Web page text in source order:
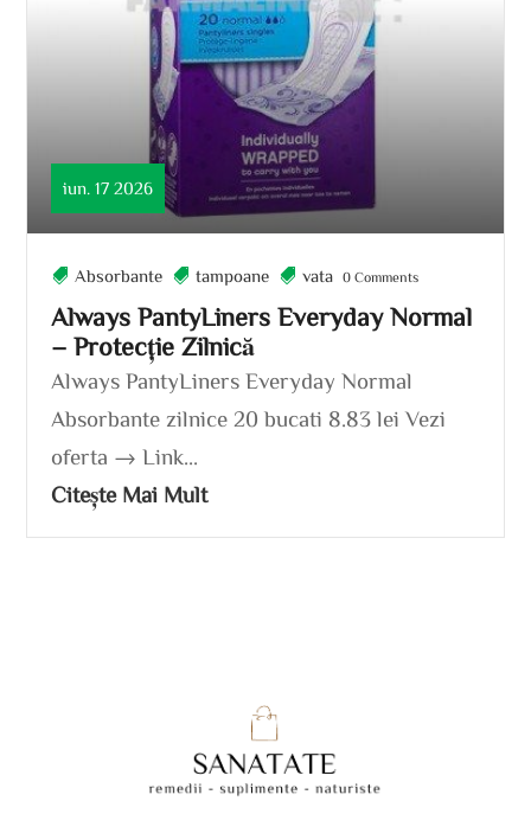
Always PantyLiners Everyday Normal
– Protecție Zilnică
iun. 17 2026
Absorbante tampoane vata 0 Comments
Always PantyLiners Everyday Normal
Absorbante zilnice 20 bucati 8.83 lei Vezi
oferta → Link...
Citește Mai Mult